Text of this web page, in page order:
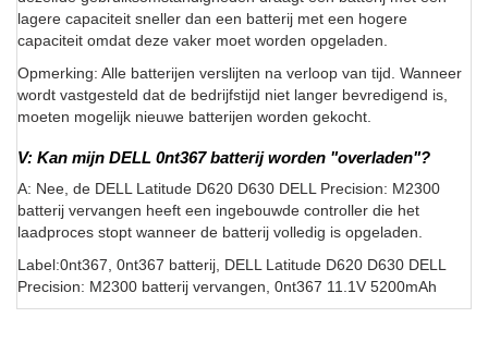
lagere capaciteit sneller dan een batterij met een hogere
capaciteit omdat deze vaker moet worden opgeladen.
Opmerking: Alle batterijen verslijten na verloop van tijd. Wanneer
wordt vastgesteld dat de bedrijfstijd niet langer bevredigend is,
moeten mogelijk nieuwe batterijen worden gekocht.
V: Kan mijn DELL 0nt367 batterij worden "overladen"?
A: Nee, de DELL Latitude D620 D630 DELL Precision: M2300
batterij vervangen heeft een ingebouwde controller die het
laadproces stopt wanneer de batterij volledig is opgeladen.
Label:0nt367, 0nt367 batterij, DELL Latitude D620 D630 DELL
Precision: M2300 batterij vervangen, 0nt367 11.1V 5200mAh